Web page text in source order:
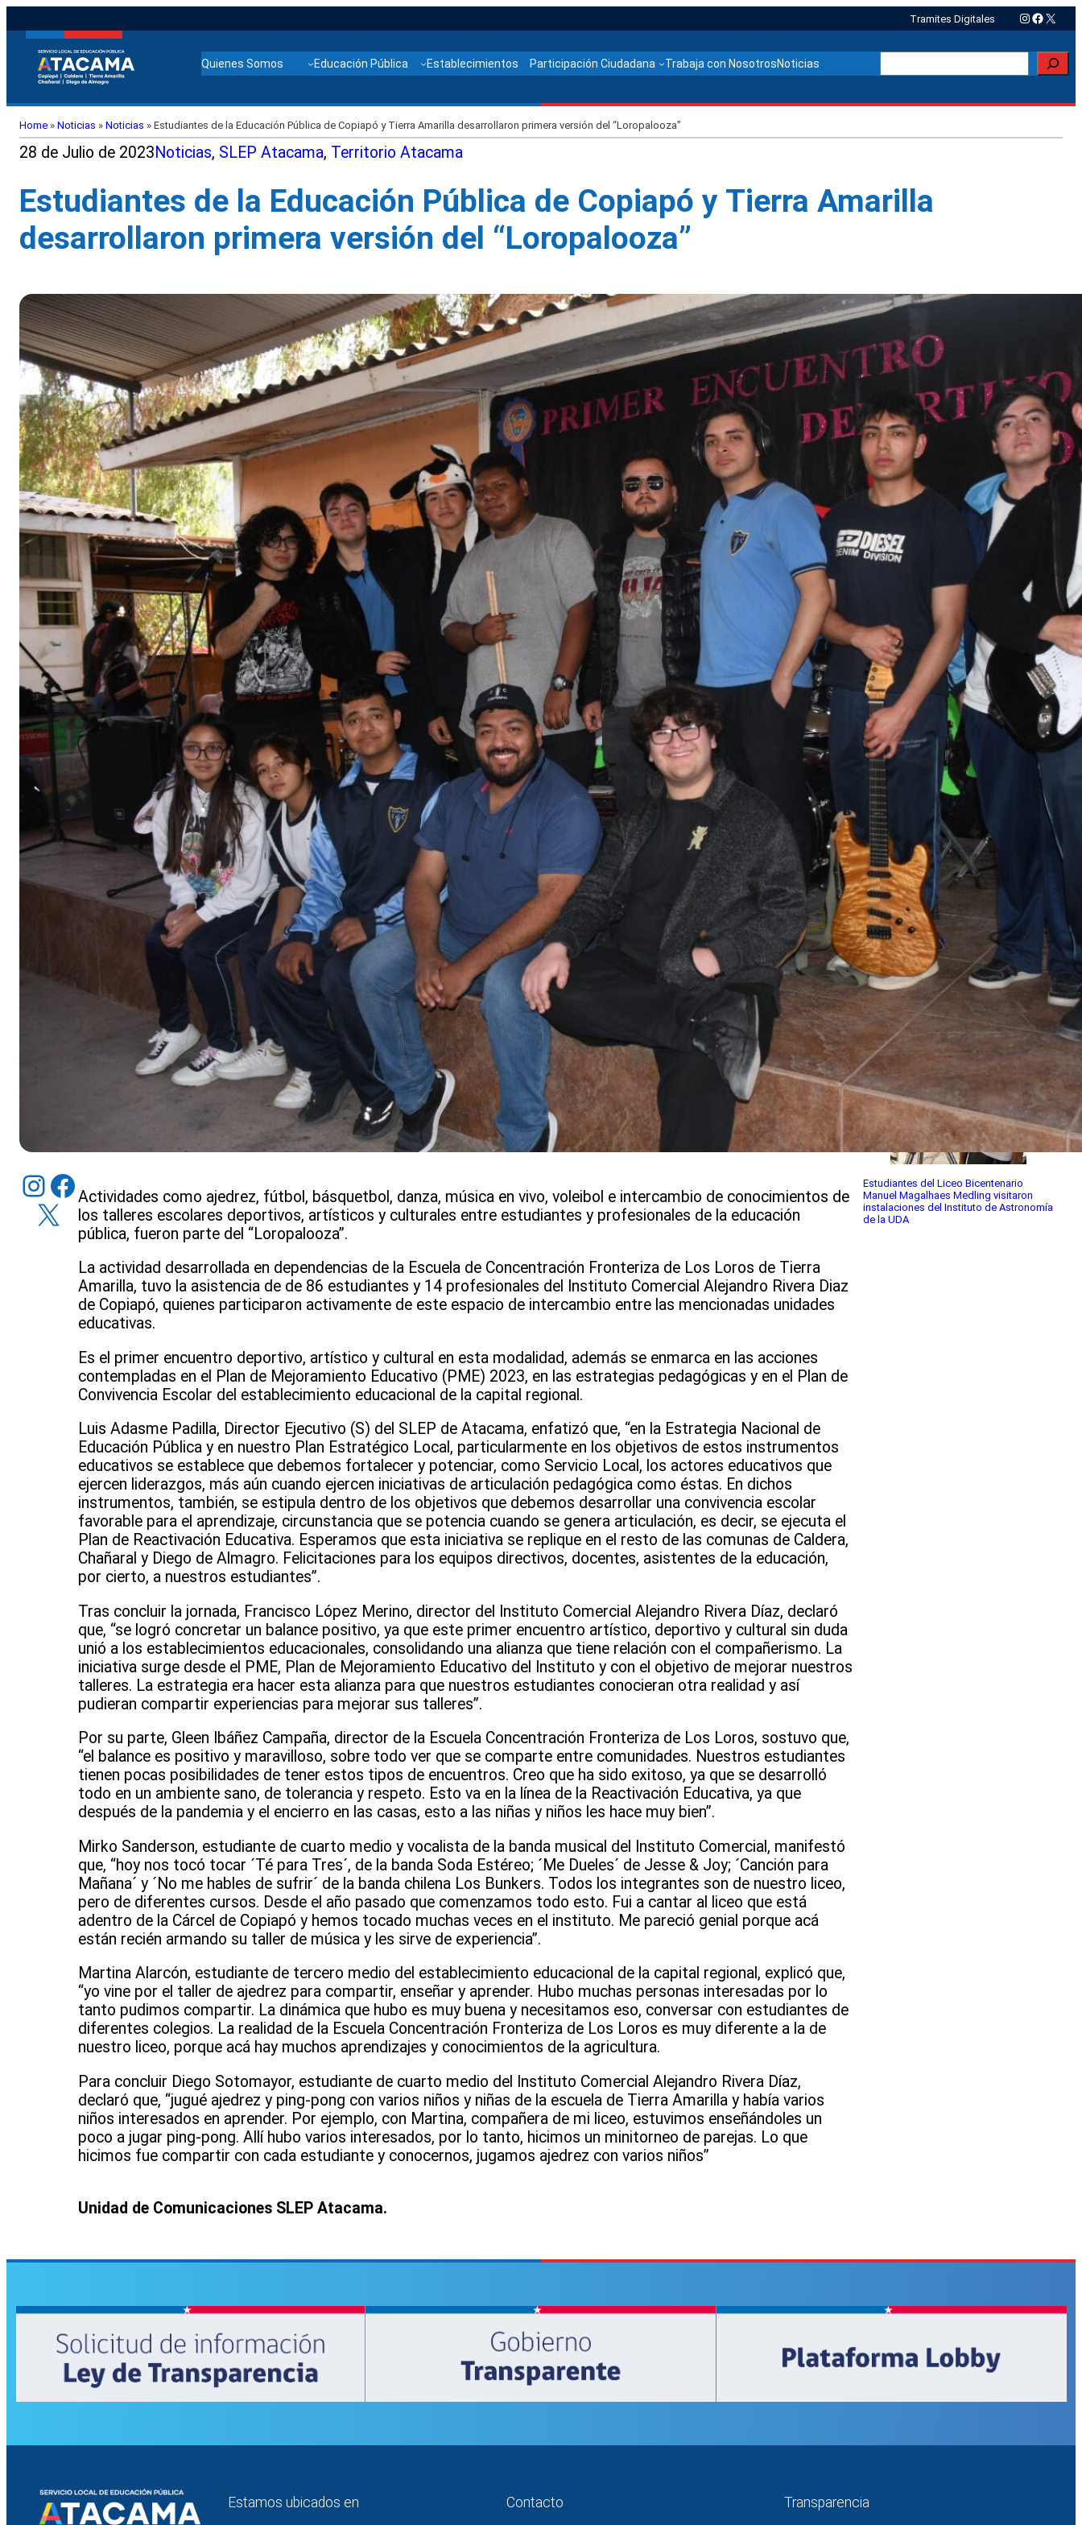
Tramites Digitales Instagram
X
Quienes Somos Educación Pública Establecimientos Participación Ciudadana Trabaja con NosotrosNoticias
Home » Noticias » Noticias » Estudiantes de la Educación Pública de Copiapó y Tierra Amarilla desarrollaron primera versión del “Loropalooza”
28 de Julio de 2023Noticias, SLEP Atacama, Territorio Atacama
Estudiantes de la Educación Pública de Copiapó y Tierra Amarilla
desarrollaron primera versión del “Loropalooza”
Instagram Facebook
X
Actividades como ajedrez, fútbol, básquetbol, danza, música en vivo, voleibol e intercambio de conocimientos de
los talleres escolares deportivos, artísticos y culturales entre estudiantes y profesionales de la educación
pública, fueron parte del “Loropalooza”.
La actividad desarrollada en dependencias de la Escuela de Concentración Fronteriza de Los Loros de Tierra
Amarilla, tuvo la asistencia de de 86 estudiantes y 14 profesionales del Instituto Comercial Alejandro Rivera Diaz
de Copiapó, quienes participaron activamente de este espacio de intercambio entre las mencionadas unidades
educativas.
Es el primer encuentro deportivo, artístico y cultural en esta modalidad, además se enmarca en las acciones
contempladas en el Plan de Mejoramiento Educativo (PME) 2023, en las estrategias pedagógicas y en el Plan de
Convivencia Escolar del establecimiento educacional de la capital regional.
Luis Adasme Padilla, Director Ejecutivo (S) del SLEP de Atacama, enfatizó que, “en la Estrategia Nacional de
Educación Pública y en nuestro Plan Estratégico Local, particularmente en los objetivos de estos instrumentos
educativos se establece que debemos fortalecer y potenciar, como Servicio Local, los actores educativos que
ejercen liderazgos, más aún cuando ejercen iniciativas de articulación pedagógica como éstas. En dichos
instrumentos, también, se estipula dentro de los objetivos que debemos desarrollar una convivencia escolar
favorable para el aprendizaje, circunstancia que se potencia cuando se genera articulación, es decir, se ejecuta el
Plan de Reactivación Educativa. Esperamos que esta iniciativa se replique en el resto de las comunas de Caldera,
Chañaral y Diego de Almagro. Felicitaciones para los equipos directivos, docentes, asistentes de la educación,
por cierto, a nuestros estudiantes”.
Tras concluir la jornada, Francisco López Merino, director del Instituto Comercial Alejandro Rivera Díaz, declaró
que, “se logró concretar un balance positivo, ya que este primer encuentro artístico, deportivo y cultural sin duda
unió a los establecimientos educacionales, consolidando una alianza que tiene relación con el compañerismo. La
iniciativa surge desde el PME, Plan de Mejoramiento Educativo del Instituto y con el objetivo de mejorar nuestros
talleres. La estrategia era hacer esta alianza para que nuestros estudiantes conocieran otra realidad y así
pudieran compartir experiencias para mejorar sus talleres”.
Por su parte, Gleen Ibáñez Campaña, director de la Escuela Concentración Fronteriza de Los Loros, sostuvo que,
“el balance es positivo y maravilloso, sobre todo ver que se comparte entre comunidades. Nuestros estudiantes
tienen pocas posibilidades de tener estos tipos de encuentros. Creo que ha sido exitoso, ya que se desarrolló
todo en un ambiente sano, de tolerancia y respeto. Esto va en la línea de la Reactivación Educativa, ya que
después de la pandemia y el encierro en las casas, esto a las niñas y niños les hace muy bien”.
Mirko Sanderson, estudiante de cuarto medio y vocalista de la banda musical del Instituto Comercial, manifestó
que, “hoy nos tocó tocar ´Té para Tres´, de la banda Soda Estéreo; ´Me Dueles´ de Jesse & Joy; ´Canción para
Mañana´ y ´No me hables de sufrir´ de la banda chilena Los Bunkers. Todos los integrantes son de nuestro liceo,
pero de diferentes cursos. Desde el año pasado que comenzamos todo esto. Fui a cantar al liceo que está
adentro de la Cárcel de Copiapó y hemos tocado muchas veces en el instituto. Me pareció genial porque acá
están recién armando su taller de música y les sirve de experiencia”.
Martina Alarcón, estudiante de tercero medio del establecimiento educacional de la capital regional, explicó que,
“yo vine por el taller de ajedrez para compartir, enseñar y aprender. Hubo muchas personas interesadas por lo
tanto pudimos compartir. La dinámica que hubo es muy buena y necesitamos eso, conversar con estudiantes de
diferentes colegios. La realidad de la Escuela Concentración Fronteriza de Los Loros es muy diferente a la de
nuestro liceo, porque acá hay muchos aprendizajes y conocimientos de la agricultura.
Para concluir Diego Sotomayor, estudiante de cuarto medio del Instituto Comercial Alejandro Rivera Díaz,
declaró que, “jugué ajedrez y ping-pong con varios niños y niñas de la escuela de Tierra Amarilla y había varios
niños interesados en aprender. Por ejemplo, con Martina, compañera de mi liceo, estuvimos enseñándoles un
poco a jugar ping-pong. Allí hubo varios interesados, por lo tanto, hicimos un minitorneo de parejas. Lo que
hicimos fue compartir con cada estudiante y conocernos, jugamos ajedrez con varios niños”
Unidad de Comunicaciones SLEP Atacama.
Otras noticias relacionadas
Comunidad educativa fortalece
herramientas para la protección de niñas
Jardín Infantil Pueblito de San Fernando
fortaleció conocimientos sobre
derechos de la niñez
Microcentro Rural Copayapu y Oasis de
Luz fortaleció el trabajo colaborativo
docente
Directora del Liceo Bicentenario de
Música representará a Atacama en la
etapa final del Premio LED 2026
Estudiantes del Liceo Bicentenario
Manuel Magalhaes Medling visitaron
instalaciones del Instituto de Astronomía
de la UDA
Estamos ubicados en Contacto Transparencia